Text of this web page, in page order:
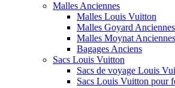
Malles Anciennes
Malles Louis Vuitton
Malles Goyard Anciennes
Malles Moynat Anciennes
Bagages Anciens
Sacs Louis Vuitton
Sacs de voyage Louis
Sacs Louis Vuitton pour